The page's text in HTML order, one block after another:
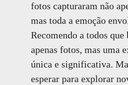
fotos capturaram não
mas toda a emoção
Recomendo a todos que
apenas fotos, mas uma
única e significativa.
esperar para explorar